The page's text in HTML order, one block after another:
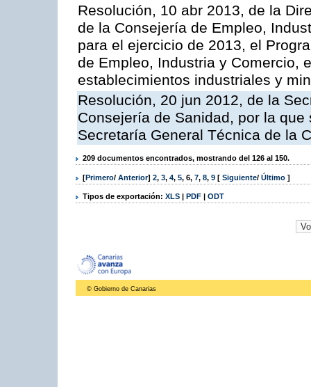
Resolución, 10 abr 2013, de la
de la Consejería de Empleo,
para el ejercicio de 2013, el
de Empleo, Industria y Comercio,
establecimientos industriales y
Resolución, 20 jun 2012, de la
Consejería de Sanidad, por la
Secretaría General Técnica de la
209 documentos encontrados, mostrando del 126 al 150.
[Primero/ Anterior] 2, 3, 4, 5, 6, 7, 8, 9 [ Siguiente/ Último ]
Tipos de exportación: XLS | PDF | ODT
© Gobierno de Canarias